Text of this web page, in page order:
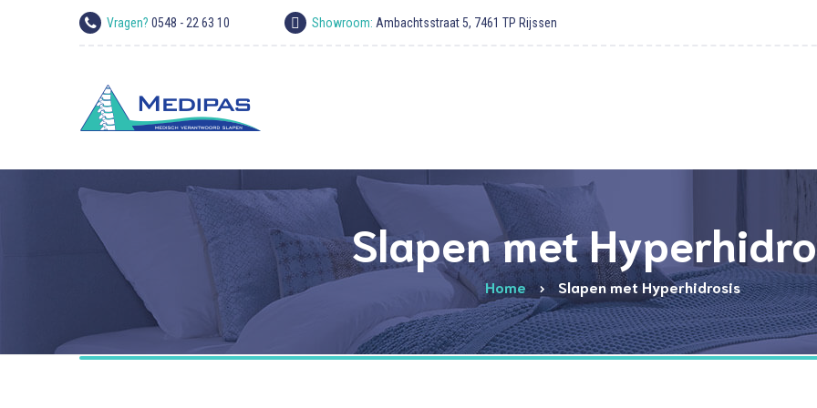
Vragen? 0548 - 22 63 10 Showroom: Ambachtsstraat 5, 7461 TP Rijssen
Slapen met
Home Slapen met Hyperhidrosis